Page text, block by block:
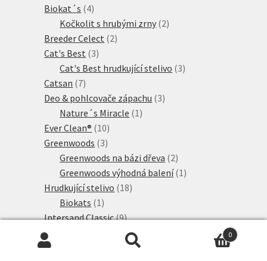
Biokat´s 44
produkty
Kočkolit s hrubými zrny 22
Breeder Celect 22
Cat's Best 33
produkty
Cat's Best hrudkující stelivo 33
Catsan 77
produktů
Deo & pohlcovače zápachu 33
Nature´s Miracle 1 1
Ever Clean® 1010
produktů
Greenwoods 33
produkty
Greenwoods na bázi dřeva 22
produkty
Greenwoods výhodná balení 1 1
Hrudkující stelivo 1818
Biokats 1 1
produkt
Intersand Classic 99
produktů
Nullodor
produktů
Perlinette
0